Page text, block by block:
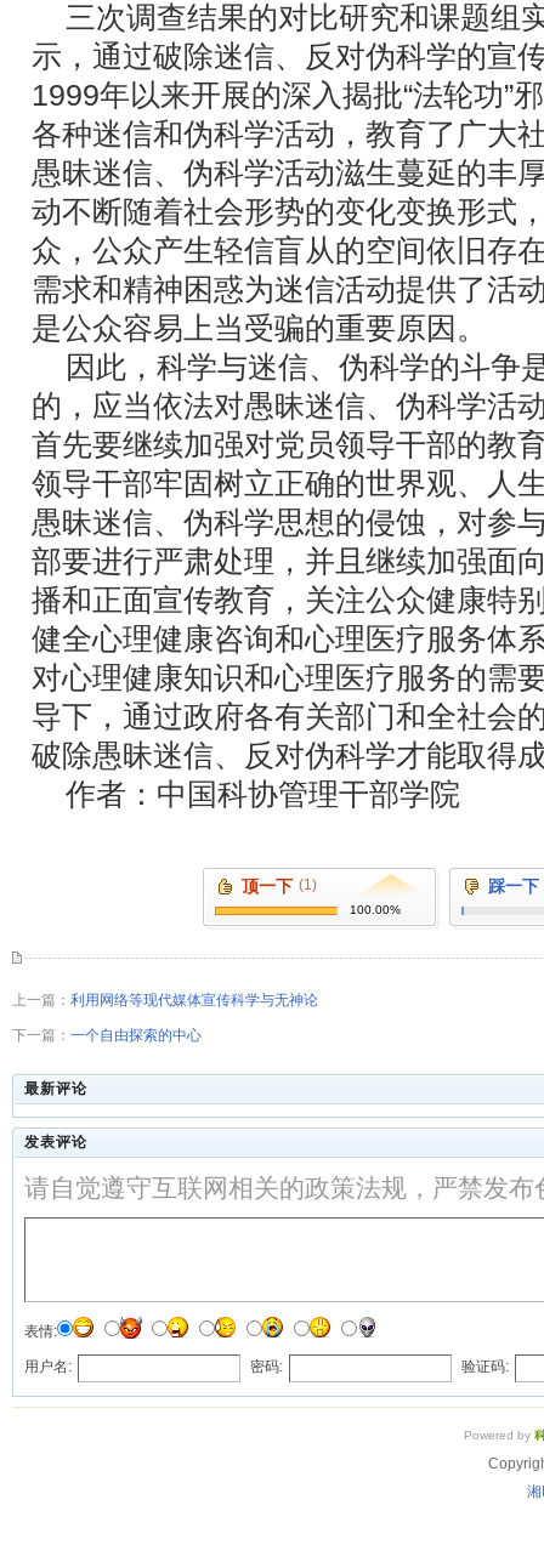
三次调查结果的对比研究和课题组
示，通过破除迷信、反对伪科学的宣
1999年以来开展的深入揭批“法轮功”
各种迷信和伪科学活动，教育了广大
愚昧迷信、伪科学活动滋生蔓延的丰
动不断随着社会形势的变化变换形式
众，公众产生轻信盲从的空间依旧存
需求和精神困惑为迷信活动提供了活
是公众容易上当受骗的重要原因。
因此，科学与迷信、伪科学的斗争
的，应当依法对愚昧迷信、伪科学活
首先要继续加强对党员领导干部的教
领导干部牢固树立正确的世界观、人
愚昧迷信、伪科学思想的侵蚀，对参
部要进行严肃处理，并且继续加强面
播和正面宣传教育，关注公众健康特
健全心理健康咨询和心理医疗服务体
对心理健康知识和心理医疗服务的需
导下，通过政府各有关部门和全社会
破除愚昧迷信、反对伪科学才能取得
作者：中国科协管理干部学院
顶一下 (1)
100.00%
踩一下
上一篇： 利用网络等现代媒体宣传科学与无神论
下一篇： 一个自由探索的中心
最新评论
发表评论
请自觉遵守互联网相关的政策法规，严禁发
表情:
用户名: 密码: 验证码:
Powered by